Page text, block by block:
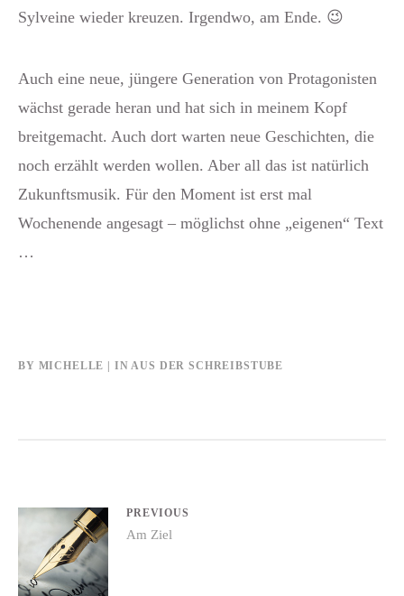
Sylveine wieder kreuzen. Irgendwo, am Ende. 😉
Auch eine neue, jüngere Generation von Protagonisten
wächst gerade heran und hat sich in meinem Kopf
breitgemacht. Auch dort warten neue Geschichten, die
noch erzählt werden wollen. Aber all das ist natürlich
Zukunftsmusik. Für den Moment ist erst mal
Wochenende angesagt – möglichst ohne „eigenen“ Text
…
BY MICHELLE INAUS DER SCHREIBSTUBE
Beitrags-
Navigation
PREVIOUS
Previous
post:
Am Ziel